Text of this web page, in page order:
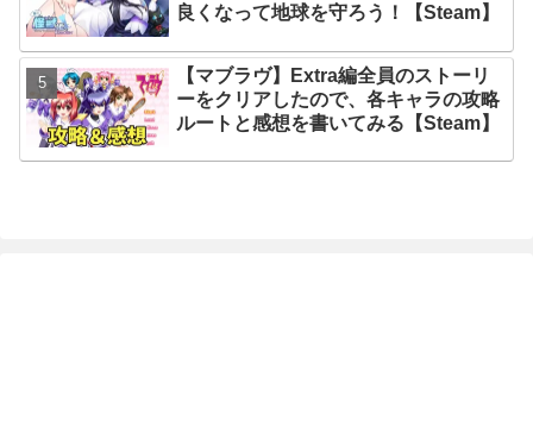
良くなって地球を守ろう！【Steam】
【マブラヴ】Extra編全員のストーリ
ーをクリアしたので、各キャラの攻略
ルートと感想を書いてみる【Steam】